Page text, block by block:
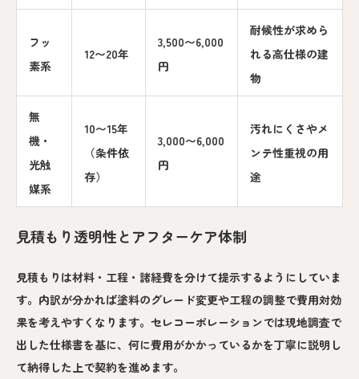
フッ
素系
12〜20年
3,500〜6,000
円
耐候性が求めら
れる高仕様の建
物
無
機・
光触
媒系
10〜15年
（条件依
存）
3,000〜6,000
円
汚れにくさやメ
ンテ性重視の用
途
見積もり透明性とアフターケア体制
見積もりは材料・工程・諸経費を分けて提示するようにしていま
す。内訳が分かれば塗料のグレード変更や工程の調整で費用対効
果を考えやすくなります。セレコーポレーションでは現地調査で
出した仕様書を基に、何に費用がかかっているかを丁寧に説明し
て納得した上で契約を進めます。